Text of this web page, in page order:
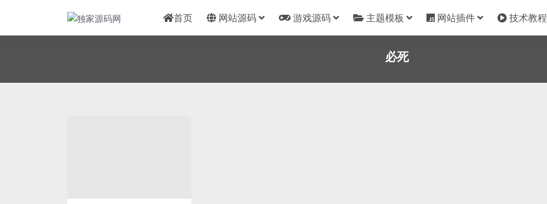
首页 网站源码 游戏源码 主题模板 网站插件 技术教程
必死